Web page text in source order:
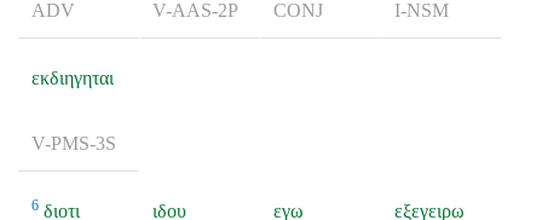
ADV V-AAS-2P CONJ I-NSM
εκδιηγηται
V-PMS-3S
6 διοτι
ιδου
εγω
εξεγειρω